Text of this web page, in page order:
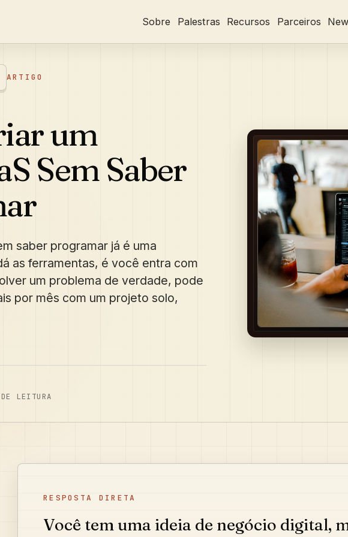
Sobre Palestras Recursos Parceiros
ARTIGO
um
Sem Saber
saber programar já é uma
as ferramentas, é você entra com
um problema de verdade, pode
por mês com um projeto solo,
LEITURA
RESPOSTA DIRETA
Você tem uma ideia de negócio digital,